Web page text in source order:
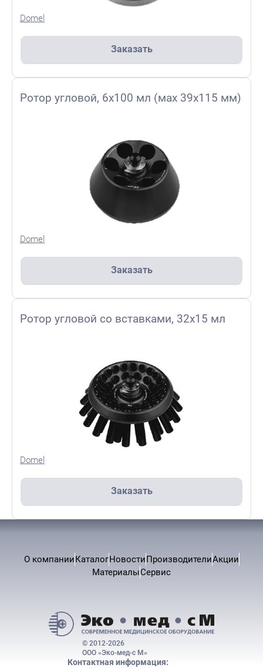
Domel
Заказать
Ротор угловой, 6х100 мл (мах 39х115 мм)
Domel
Заказать
Ротор угловой со вставками, 32х15 мл
Domel
Заказать
О компанииКаталогНовостиПроизводителиАкции
МатериалыСервис
© 2012-2026
ООО «Эко-мед-с М»
Контактная информация: